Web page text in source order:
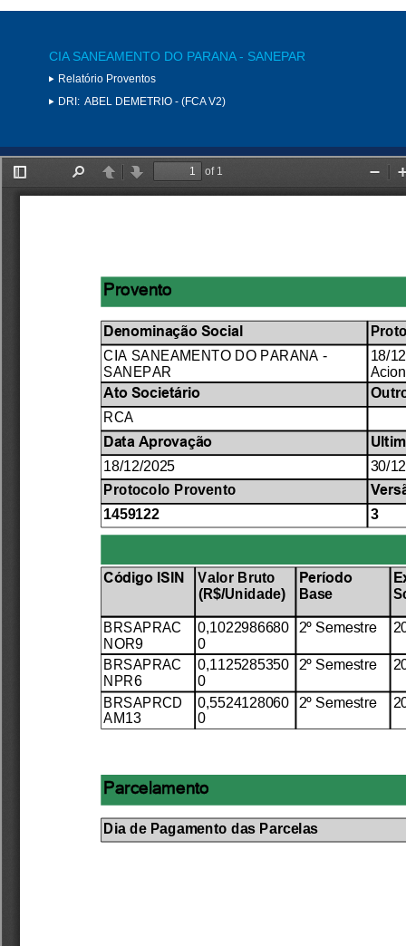
CIA SANEAMENTO DO PARANA - SANEPAR
Relatório Proventos
DRI: ABEL DEMETRIO - (FCA V2)